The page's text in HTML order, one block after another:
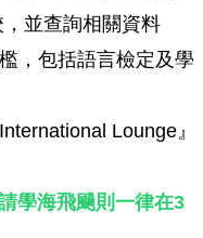
並查詢相關資料
，包括語言檢定及學
Lounge』
學海飛颺則一律在3